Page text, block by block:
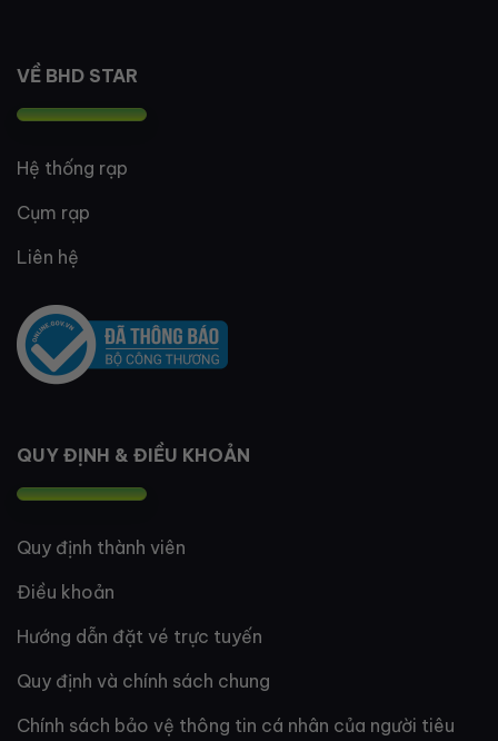
VỀ BHD STAR
Hệ thống rạp
Cụm rạp
Liên hệ
QUY ĐỊNH & ĐIỀU KHOẢN
Quy định thành viên
Điều khoản
Hướng dẫn đặt vé trực tuyến
Quy định và chính sách chung
Chính sách bảo vệ thông tin cá nhân của người tiêu